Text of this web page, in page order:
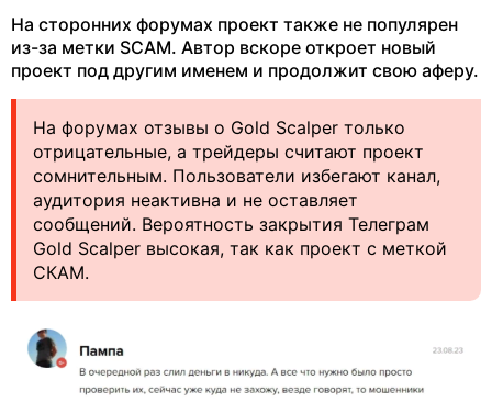
На сторонних форумах проект также не популярен
из-за метки SCAM. Автор вскоре откроет новый
проект под другим именем и продолжит свою аферу.
На форумах отзывы о Gold Scalper только
отрицательные, а трейдеры считают проект
сомнительным. Пользователи избегают канал,
аудитория неактивна и не оставляет
сообщений. Вероятность закрытия Телеграм
Gold Scalper высокая, так как проект с меткой
СКАМ.